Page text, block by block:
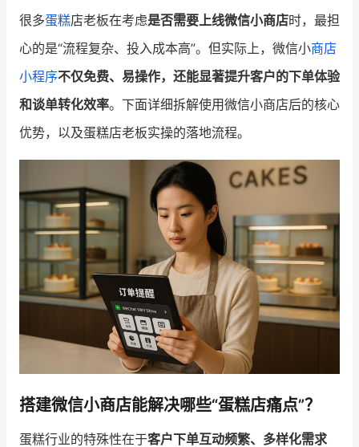
新零售资讯
培训课程
增长俱乐部
增长俱乐部 有赞商盟
商家社区 社群交流
合作共进
入驻有赞 认证代理商
认证服务商 设计服务商
有赞云 数据通服务
很多蛋糕店老板在考虑是否需要上线微信小商店时，最担
心的是“流程复杂、投入成本高”。但实际上，微信小商店
小程序不仅免费、易操作，还能显著提升客户的下单体验
和谈单转化效率。下面详细拆解使用微信小商店后的核心
优势，以及蛋糕店老板实操的落地流程。
搭建微信小商店能解决哪些“蛋糕店痛点”？
蛋糕行业的特殊性在于客户下单互动频繁、多样化需求